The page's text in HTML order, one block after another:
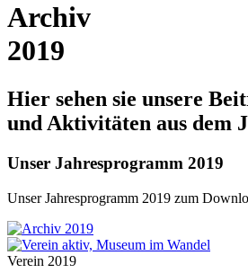
Archiv
2019
Hier sehen sie unsere
und Aktivitäten aus dem
Unser Jahresprogramm 2019
Unser Jahresprogramm 2019 zum
Verein 2019